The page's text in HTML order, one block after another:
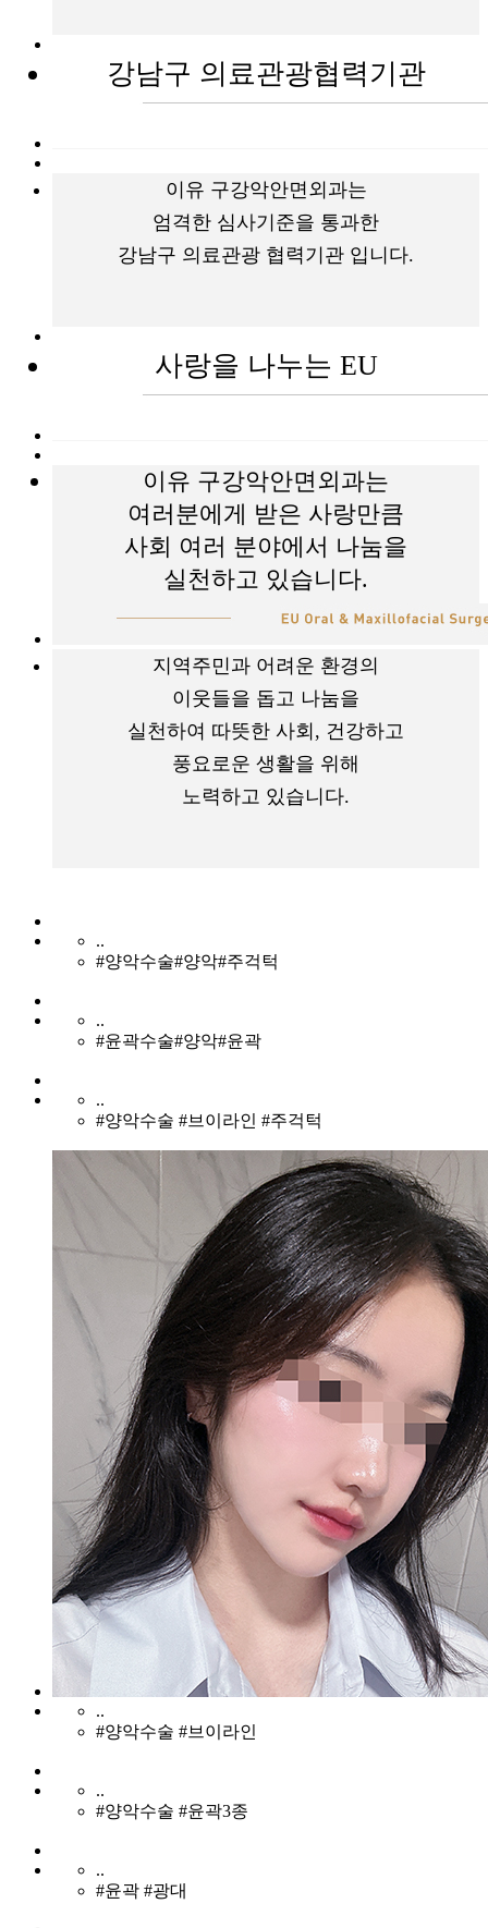
강남구 의료관광협력기관
이유 구강악안면외과는
엄격한 심사기준을 통과한
강남구 의료관광 협력기관 입니다.
사랑을 나누는 EU
이유 구강악안면외과는
여러분에게 받은 사랑만큼
사회 여러 분야에서 나눔을
실천하고 있습니다.
지역주민과 어려운 환경의
이웃들을 돕고 나눔을
실천하여 따뜻한 사회, 건강하고
풍요로운 생활을 위해
노력하고 있습니다.
..
#양악수술#양악#주걱턱
..
#윤곽수술#양악#윤곽
..
#양악수술 #브이라인 #주걱턱
..
#양악수술 #브이라인
..
#양악수술 #윤곽3종
..
#윤곽 #광대